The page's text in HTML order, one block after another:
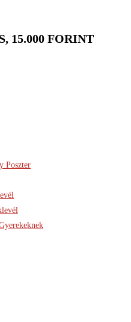
15.000 FORINT
Poszter